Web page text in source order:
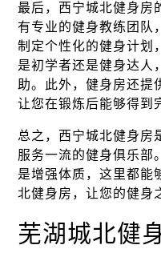
最后，西宁城北健身房
有专业的健身教练团队
制定个性化的健身计划
是初学者还是健身达人
助。此外，健身房还提
让您在锻炼后能够得到
总之，西宁城北健身房
服务一流的健身俱乐部
是增强体质，这里都能
北健身房，让您的健身
芜湖城北健